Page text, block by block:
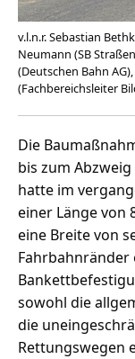
v.l.n.r. Sebastian
Neumann (SB
(Deutschen Bahn
(Fachbereichsleiter
Die
bis zum
hatte im
einer Länge von
eine Breite von
Fahrbahnränder
sowohl die
die
Rettungswegen